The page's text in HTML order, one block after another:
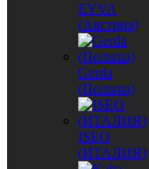
EVVA
(Австрия)
Gerda
(Польша)
ISEO
(ИТАЛИЯ)